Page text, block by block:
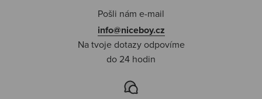
Pošli nám e-mail
info@niceboy.cz
Na tvoje dotazy odpovíme
do 24 hodin